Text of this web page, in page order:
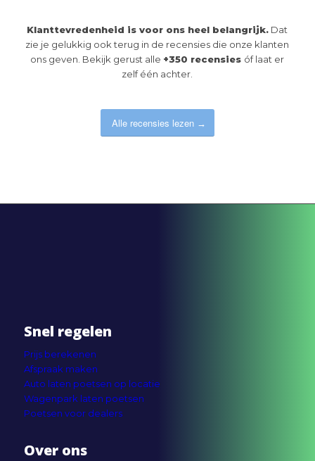
Klanttevredenheid is voor ons heel belangrijk. Dat
zie je gelukkig ook terug in de recensies die onze klanten
ons geven. Bekijk gerust alle +350 recensies óf laat er
zelf één achter.
Alle recensies lezen
Snel regelen
Prijs berekenen
Afspraak maken
Auto laten poetsen op locatie
Wagenpark laten poetsen
Poetsen voor dealers
Over ons